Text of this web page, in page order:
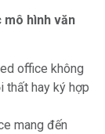
hình văn
office không
thất hay ký hợp
mang đến